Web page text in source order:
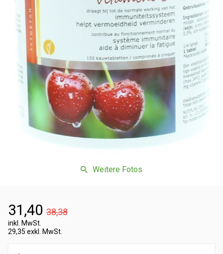
Weitere Fotos
31,40 38,38
inkl. MwSt.
29,35 exkl. MwSt.